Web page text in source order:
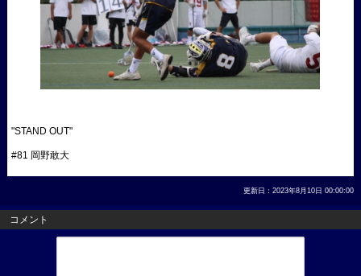
"STAND OUT"
#81 岡野敢大
更新日：2023年8月10日 00:00:00
コメント